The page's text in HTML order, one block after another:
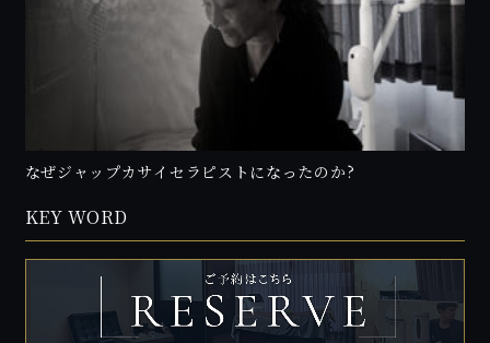
なぜジャップカサイセラピストになったのか?
KEY WORD